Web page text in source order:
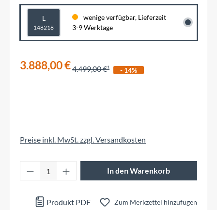
L
148218
wenige verfügbar, Lieferzeit
3-9 Werktage
3.888,00 €4.499,00 € - 14%
Preise inkl. MwSt. zzgl. Versandkosten
Produkt Anzahl: Gib den gewünschten
In den Warenkorb
Produkt PDF Zum Merkzettel hinzufügen